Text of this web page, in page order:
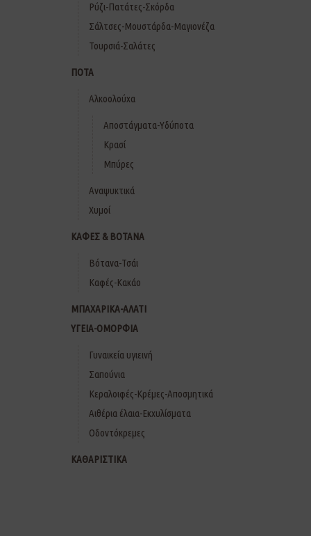
Ρύζι-Πατάτες-Σκόρδα
Σάλτσες-Μουστάρδα-Μαγιονέζα
Τουρσιά-Σαλάτες
ΠΟΤΑ
Αλκοολούχα
Αποστάγματα-Υδύποτα
Κρασί
Μπύρες
Αναψυκτικά
Χυμοί
ΚΑΦΕΣ & ΒΟΤΑΝΑ
Βότανα-Τσάι
Καφές-Κακάο
ΜΠΑΧΑΡΙΚΑ-ΑΛΑΤΙ
ΥΓΕΙΑ-ΟΜΟΡΦΙΑ
Γυναικεία υγιεινή
Σαπούνια
Κεραλοιφές-Κρέμες-Αποσμητικά
Αιθέρια έλαια-Εκχυλίσματα
Οδοντόκρεμες
ΚΑΘΑΡΙΣΤΙΚΑ